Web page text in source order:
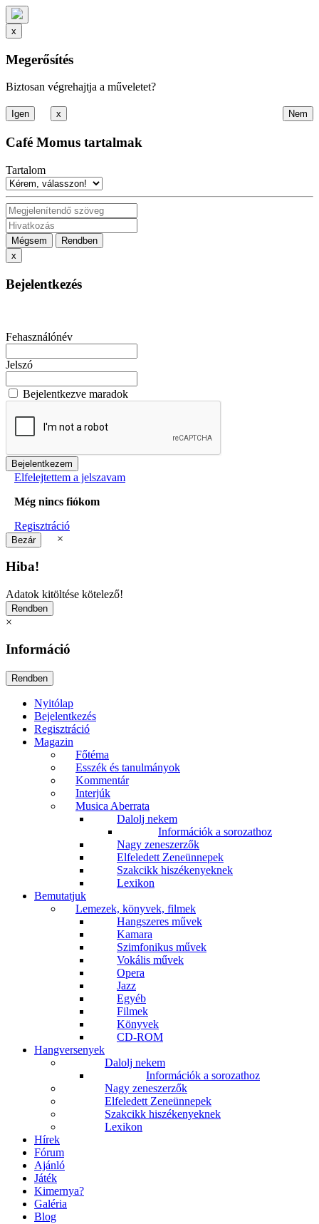
x
Megerősítés
Biztosan végrehajtja a műveletet?
x
Café Momus tartalmak
Tartalom
Mégsem
Rendben
x
Bejelentkezés
Fehasználónév
Jelszó
Bejelentkezve maradok
Elfelejtettem a jelszavam
Még nincs fiókom
Regisztráció
×
Hiba!
Adatok kitöltése kötelező!
×
Információ
Nyitólap
Bejelentkezés
Regisztráció
Magazin
Főtéma
Esszék és tanulmányok
Kommentár
Interjúk
Musica Aberrata
Dalolj nekem
Információk a sorozathoz
Nagy zeneszerzők
Elfeledett Zeneünnepek
Szakcikk hiszékenyeknek
Lexikon
Bemutatjuk
Lemezek, könyvek, filmek
Hangszeres művek
Kamara
Szimfonikus művek
Vokális művek
Opera
Jazz
Egyéb
Filmek
Könyvek
CD-ROM
Hangversenyek
Dalolj nekem
Információk a sorozathoz
Nagy zeneszerzők
Elfeledett Zeneünnepek
Szakcikk hiszékenyeknek
Lexikon
Hírek
Fórum
Ajánló
Játék
Kimernya?
Galéria
Blog